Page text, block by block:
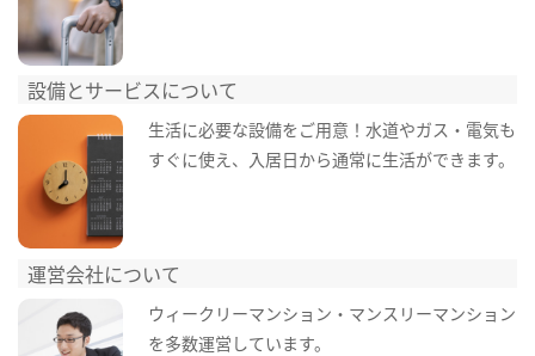
設備とサービスについて
生活に必要な設備をご用意！水道やガス・電気も
すぐに使え、入居日から通常に生活ができます。
運営会社について
ウィークリーマンション・マンスリーマンション
を多数運営しています。